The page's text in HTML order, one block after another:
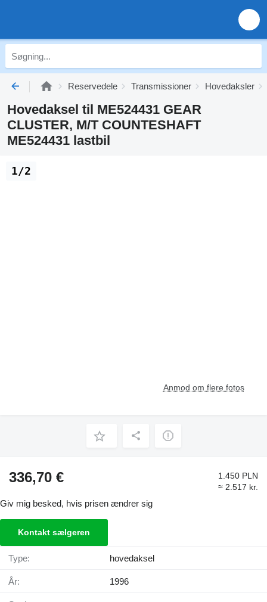
Reservedele Transmissioner Hovedaksler
Hovedaksel til ME524431 GEAR
CLUSTER, M/T COUNTESHAFT
ME524431 lastbil
Anmod om flere fotos
1/2
336,70 €
1.450 PLN
≈ 2.517 kr.
Giv mig besked, hvis prisen ændrer sig
Kontakt sælgeren
Type: hovedaksel
År: 1996